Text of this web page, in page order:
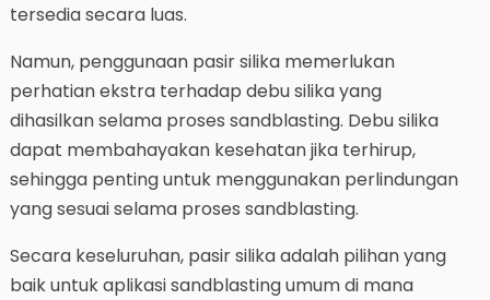
tersedia secara luas.
Namun, penggunaan pasir silika memerlukan
perhatian ekstra terhadap debu silika yang
dihasilkan selama proses sandblasting. Debu silika
dapat membahayakan kesehatan jika terhirup,
sehingga penting untuk menggunakan perlindungan
yang sesuai selama proses sandblasting.
Secara keseluruhan, pasir silika adalah pilihan yang
baik untuk aplikasi sandblasting umum di mana